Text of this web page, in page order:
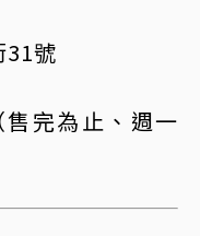
31號
完為止、週一